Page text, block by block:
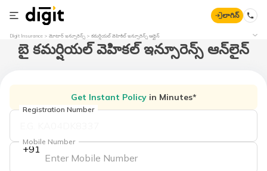
లాగిన్
Digit Insurance మోటార్​ ఇన్సూరెన్స్ కమర్షియల్ వెహికిల్ ఇన్సూరెన్స్ ఆన్లైన్
బై కమర్షియల్ వెహికల్ ఇన్సూరెన్స్ ఆన్‌లైన్
Get Instant Policy in Minutes*
Registration Number
+91
Mobile Number